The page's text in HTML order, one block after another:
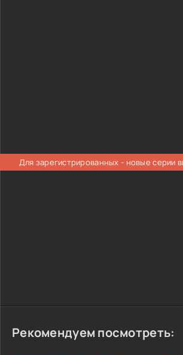
Для зарегистрированных - новые серии
Рекомендуем посмотреть: